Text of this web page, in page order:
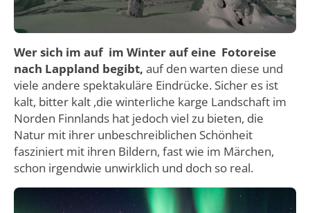
Wer sich im auf im Winter auf eine Fotoreise
nach Lappland begibt, auf den warten diese und
viele andere spektakuläre Eindrücke. Sicher es ist
kalt, bitter kalt ,die winterliche karge Landschaft im
Norden Finnlands hat jedoch viel zu bieten, die
Natur mit ihrer unbeschreiblichen Schönheit
fasziniert mit ihren Bildern, fast wie im Märchen,
schon irgendwie unwirklich und doch so real.